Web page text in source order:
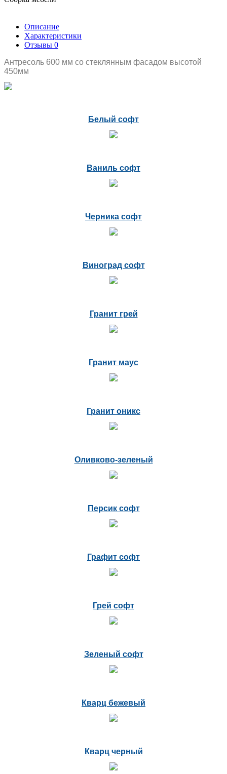
Описание
Характеристики
Отзывы 0
Антресоль 600 мм со стеклянным фасадом высотой
450мм
Белый софт
Ваниль софт
Черника софт
Виноград софт
Гранит грей
Гранит маус
Гранит оникс
Оливково-зеленый
Персик софт
Графит софт
Грей софт
Зеленый софт
Кварц бежевый
Кварц черный